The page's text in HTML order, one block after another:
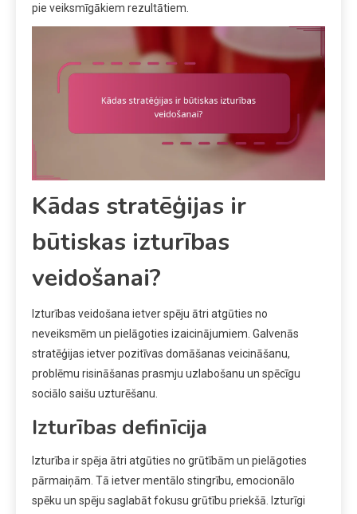
pie veiksmīgākiem rezultātiem.
Kādas stratēģijas ir
būtiskas izturības
veidošanai?
Izturības veidošana ietver spēju ātri atgūties no
neveiksmēm un pielāgoties izaicinājumiem. Galvenās
stratēģijas ietver pozitīvas domāšanas veicināšanu,
problēmu risināšanas prasmju uzlabošanu un spēcīgu
sociālo saišu uzturēšanu.
Izturības definīcija
Izturība ir spēja ātri atgūties no grūtībām un pielāgoties
pārmaiņām. Tā ietver mentālo stingrību, emocionālo
spēku un spēju saglabāt fokusu grūtību priekšā. Izturīgi